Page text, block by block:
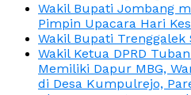
Wakil Bupati Jombang
Pimpin Upacara Hari
Wakil Bupati
Wakil Ketua DPRD
Memiliki Dapur MBG,
di Desa Kumpulrejo,